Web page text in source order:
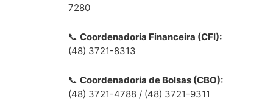
7280
📞Coordenadoria Financeira (CFI):
(48) 3721-8313
📞Coordenadoria de Bolsas (CBO):
(48) 3721-4788 / (48) 3721-9311